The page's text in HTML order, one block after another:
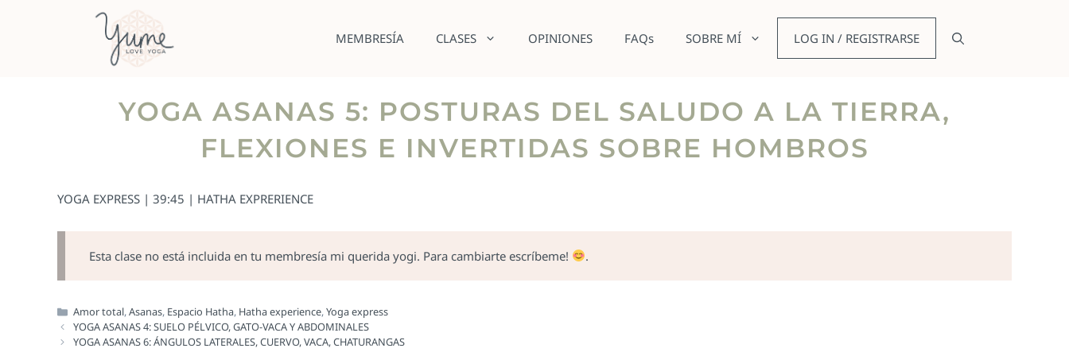
MEMBRESÍA CLASES OPINIONES FAQs SOBRE MÍ LOG IN / REGISTRARSE
YOGA ASANAS 5: POSTURAS DEL SALUDO A LA TIERRA,
FLEXIONES E INVERTIDAS SOBRE HOMBROS
YOGA EXPRESS | 39:45 | HATHA EXPRERIENCE
Esta clase no está incluida en tu membresía mi querida yogi. Para cambiarte escríbeme! .
Amor total,Asanas, Espacio Hatha, Hatha experience,Yoga express
YOGA ASANAS 4: SUELO PÉLVICO, GATO-VACA Y ABDOMINALES
YOGA ASANAS 6: ÁNGULOS LATERALES, CUERVO, VACA, CHATURANGAS